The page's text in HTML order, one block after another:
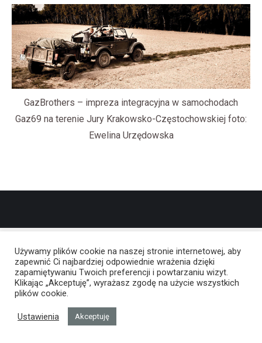
GazBrothers – impreza integracyjna w samochodach
Gaz69 na terenie Jury Krakowsko-Częstochowskiej foto:
Ewelina Urzędowska
Używamy plików cookie na naszej stronie internetowej, aby
zapewnić Ci najbardziej odpowiednie wrażenia dzięki
zapamiętywaniu Twoich preferencji i powtarzaniu wizyt.
Klikając „Akceptuję”, wyrażasz zgodę na użycie wszystkich
plików cookie.
Ustawienia Akceptuję